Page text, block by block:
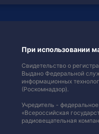
При использовании
Свидетельство о
Выдано Федеральной
информационных
(Роскомнадзор).
Учредитель -
«Всероссийская
радиовещательная